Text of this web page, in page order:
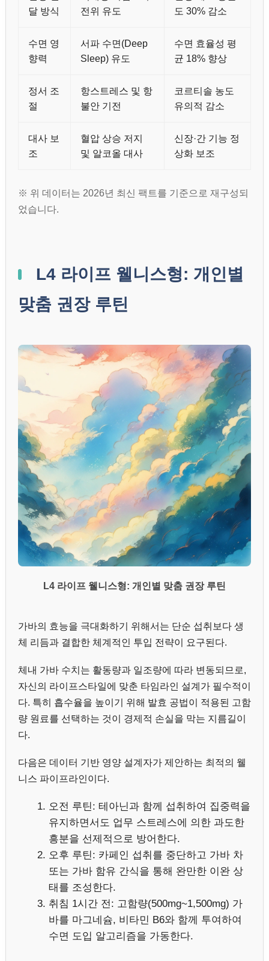
달 방식
전위 유도
도 30% 감소
수면 영
향력
서파 수면(Deep
Sleep) 유도
수면 효율성 평
균 18% 향상
정서 조
절
항스트레스 및 항
불안 기전
코르티솔 농도
유의적 감소
대사 보
조
혈압 상승 저지
및 알코올 대사
신장·간 기능 정
상화 보조
※ 위 데이터는 2026년 최신 팩트를 기준으로 재구성되
었습니다.
L4 라이프 웰니스형: 개인별
맞춤 권장 루틴
L4 라이프 웰니스형: 개인별 맞춤 권장 루틴
가바의 효능을 극대화하기 위해서는 단순 섭취보다 생
체 리듬과 결합한 체계적인 투입 전략이 요구된다.
체내 가바 수치는 활동량과 일조량에 따라 변동되므로,
자신의 라이프스타일에 맞춘 타임라인 설계가 필수적이
다. 특히 흡수율을 높이기 위해 발효 공법이 적용된 고함
량 원료를 선택하는 것이 경제적 손실을 막는 지름길이
다.
다음은 데이터 기반 영양 설계자가 제안하는 최적의 웰
니스 파이프라인이다.
오전 루틴: 테아닌과 함께 섭취하여 집중력을
유지하면서도 업무 스트레스에 의한 과도한
흥분을 선제적으로 방어한다.
오후 루틴: 카페인 섭취를 중단하고 가바 차
또는 가바 함유 간식을 통해 완만한 이완 상
태를 조성한다.
취침 1시간 전: 고함량(500mg~1,500mg) 가
바를 마그네슘, 비타민 B6와 함께 투여하여
수면 도입 알고리즘을 가동한다.